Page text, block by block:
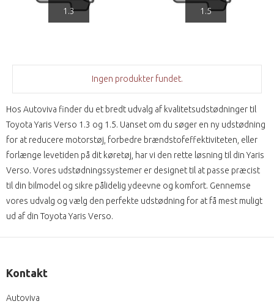
1.3 1.5
Ingen produkter fundet.
Hos Autoviva finder du et bredt udvalg af kvalitetsudstødninger til
Toyota Yaris Verso 1.3 og 1.5. Uanset om du søger en ny udstødning
for at reducere motorstøj, forbedre brændstofeffektiviteten, eller
forlænge levetiden på dit køretøj, har vi den rette løsning til din Yaris
Verso. Vores udstødningssystemer er designet til at passe præcist
til din bilmodel og sikre pålidelig ydeevne og komfort. Gennemse
vores udvalg og vælg den perfekte udstødning for at få mest muligt
ud af din Toyota Yaris Verso.
Kontakt
Autoviva